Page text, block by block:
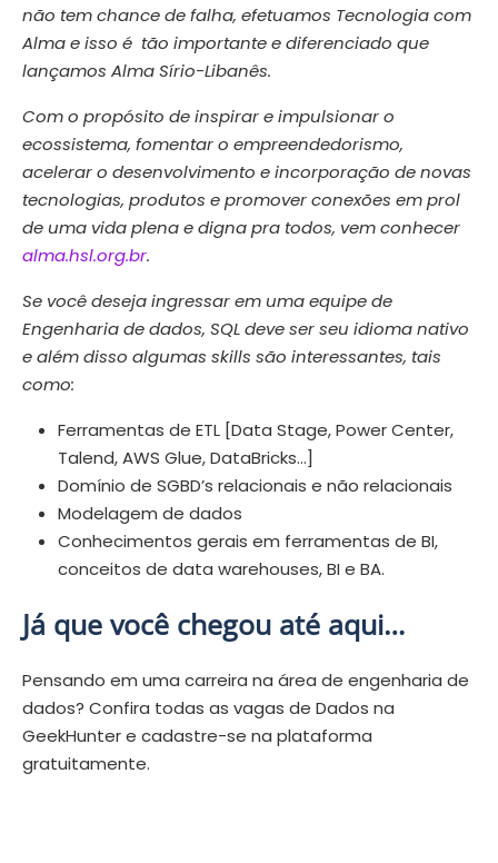
não tem chance de falha, efetuamos Tecnologia com
Alma e isso é tão importante e diferenciado que
lançamos Alma Sírio-Libanês.
Com o propósito de inspirar e impulsionar o
ecossistema, fomentar o empreendedorismo,
acelerar o desenvolvimento e incorporação de novas
tecnologias, produtos e promover conexões em prol
de uma vida plena e digna pra todos, vem conhecer
alma.hsl.org.br.
Se você deseja ingressar em uma equipe de
Engenharia de dados, SQL deve ser seu idioma nativo
e além disso algumas skills são interessantes, tais
como:
Ferramentas de ETL [Data Stage, Power Center,
Talend, AWS Glue, DataBricks…]
Domínio de SGBD’s relacionais e não relacionais
Modelagem de dados
Conhecimentos gerais em ferramentas de BI,
conceitos de data warehouses, BI e BA.
Já que você chegou até aqui…
Pensando em uma carreira na área de engenharia de
dados? Confira todas as vagas de Dados na
GeekHunter e cadastre-se na plataforma
gratuitamente.